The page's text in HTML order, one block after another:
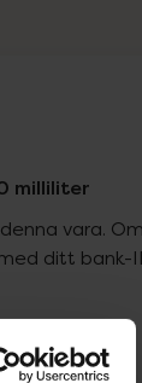
milliliter
vara.
ditt bank-
inte